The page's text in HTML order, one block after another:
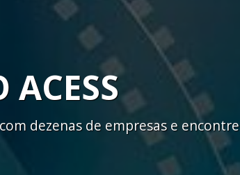
ACESS
dezenas de empresas e